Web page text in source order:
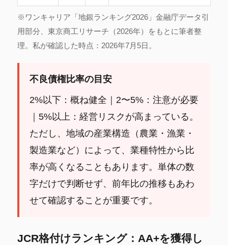
※ワンキャリア「地銀ランキング2026」金融庁データ引
用部分、東京商工リサーチ（2026年）をもとに筆者整
理。私が確認した時点：2026年7月5日。
不良債権比率の目安
2%以下：概ね健全｜2〜5%：注意が必要
｜5%以上：経営リスクが高まっている。
ただし、地域の産業構造（農業・漁業・
製造業など）によって、業種特性から比
率が高くなることもあります。単体の数
字だけで判断せず、前年比の推移もあわ
せて確認することが重要です。
JCR格付けランキング：AA+を獲得し